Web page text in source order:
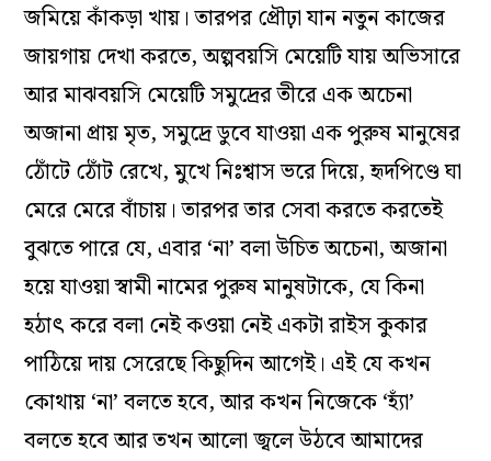
জমিয়ে কাঁকড়া খায়। তারপর প্রৌঢ়া যান নতুন কাজের
জায়গায় দেখা করতে, অল্পবয়সি মেয়েটি যায় অভিসারে
আর মাঝবয়সি মেয়েটি সমুদ্রের তীরে এক অচেনা
অজানা প্রায় মৃত, সমুদ্রে ডুবে যাওয়া এক পুরুষ মানুষের
ঠোঁটে ঠোঁট রেখে, মুখে নিঃশ্বাস ভরে দিয়ে, হৃদপিণ্ডে ঘা
মেরে মেরে বাঁচায়। তারপর তার সেবা করতে করতেই
বুঝতে পারে যে, এবার ‘না’ বলা উচিত অচেনা, অজানা
হয়ে যাওয়া স্বামী নামের পুরুষ মানুষটাকে, যে কিনা
হঠাৎ করে বলা নেই কওয়া নেই একটা রাইস কুকার
পাঠিয়ে দায় সেরেছে কিছুদিন আগেই। এই যে কখন
কোথায় ‘না’ বলতে হবে, আর কখন নিজেকে ‘হ্যাঁ’
বলতে হবে আর তখন আলো জ্বলে উঠবে আমাদের